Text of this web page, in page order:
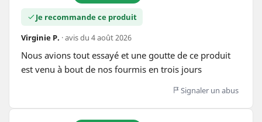
Je recommande ce produit
Virginie P. · avis du 4 août 2026
Nous avions tout essayé et une goutte de ce produit
est venu à bout de nos fourmis en trois jours
Signaler un abus